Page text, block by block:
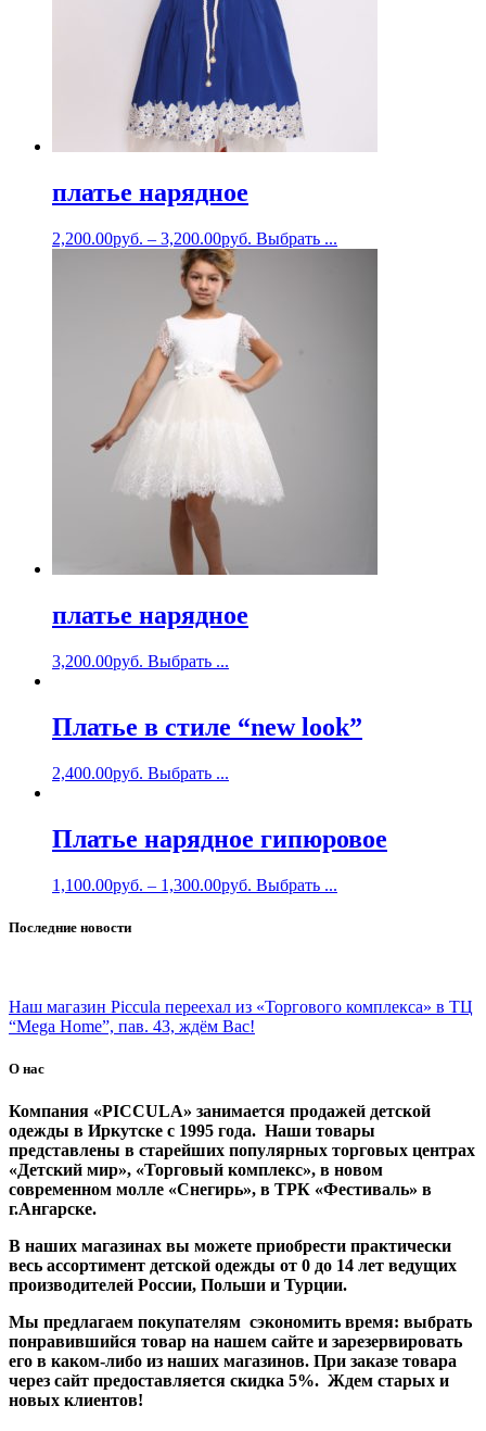
платье нарядное
2,200.00руб. – 3,200.00руб. Выбрать ...
платье нарядное
3,200.00руб. Выбрать ...
Платье в стиле “new look”
2,400.00руб. Выбрать ...
Платье нарядное гипюровое
1,100.00руб. – 1,300.00руб. Выбрать ...
Последние новости
Наш магазин Piccula переехал из «Торгового комплекса» в ТЦ
“Mega Home”, пав. 43, ждём Вас!
О нас
Компания «PICCULA» занимается продажей детской
одежды в Иркутске с 1995 года. Наши товары
представлены в старейших популярных торговых центрах
«Детский мир», «Торговый комплекс», в новом
современном молле «Снегирь», в ТРК «Фестиваль» в
г.Ангарске.
В наших магазинах вы можете приобрести практически
весь ассортимент детской одежды от 0 до 14 лет ведущих
производителей России, Польши и Турции.
Мы предлагаем покупателям сэкономить время: выбрать
понравившийся товар на нашем сайте и зарезервировать
его в каком-либо из наших магазинов. При заказе товара
через сайт предоставляется скидка 5%. Ждем старых и
новых клиентов!